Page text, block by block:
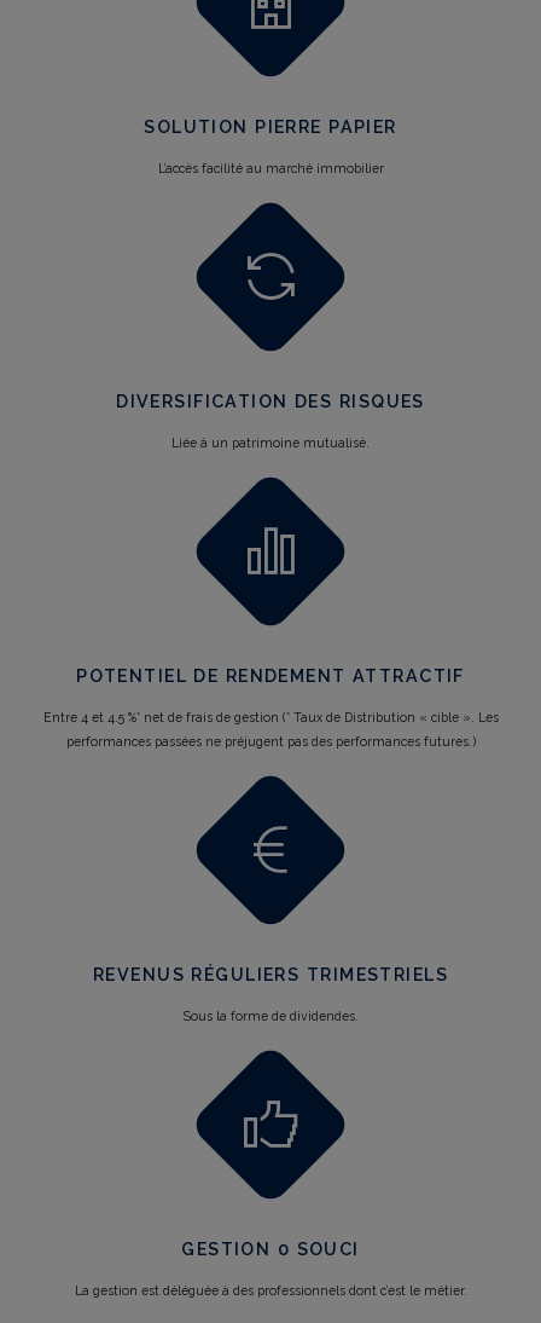
SOLUTION PIERRE PAPIER
L’accès facilité au marché immobilier
DIVERSIFICATION DES RISQUES
Liée à un patrimoine mutualisé.
POTENTIEL DE RENDEMENT ATTRACTIF
Entre 4 et 4.5 %* net de frais de gestion (* Taux de Distribution « cible ». Les
performances passées ne préjugent pas des performances futures.)
REVENUS RÉGULIERS TRIMESTRIELS
Sous la forme de dividendes.
GESTION 0 SOUCI
La gestion est déléguée à des professionnels dont c’est le métier.